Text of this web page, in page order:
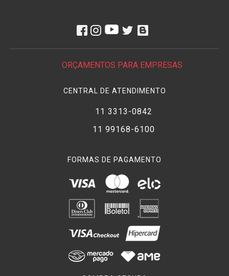
ORÇAMENTOS PARA EMPRESAS
CENTRAL DE ATENDIMENTO
11 3313-0842
11 99168-6100
FORMAS DE PAGAMENTO